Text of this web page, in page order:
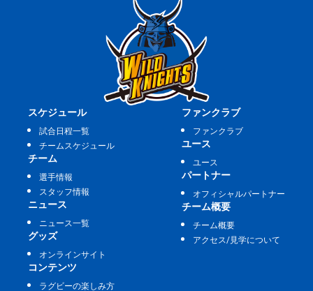
スケジュール
試合日程一覧
チームスケジュール
チーム
選手情報
スタッフ情報
ニュース
ニュース一覧
グッズ
オンラインサイト
ファンクラブ
ファンクラブ
ユース
ユース
パートナー
オフィシャルパートナー
チーム概要
チーム概要
アクセス/見学について
コンテンツ
ラグビーの楽しみ方